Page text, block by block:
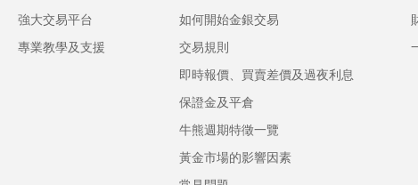
強大交易平台
專業教學及支援
如何開始金銀交易
交易規則
即時報價、買賣差價及過夜利息
保證金及平倉
牛熊週期特徵一覽
黃金市場的影響因素